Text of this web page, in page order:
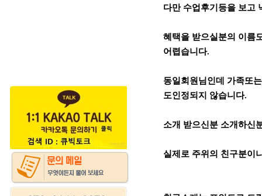
다만 수업후기등을 보
혜택을 받으실분의 이름
어렵습니다.
동일회원님인데 가족또
도인정되지 않습니다.
소개 받으신분 소개하신
실제로 주위의 친구분이